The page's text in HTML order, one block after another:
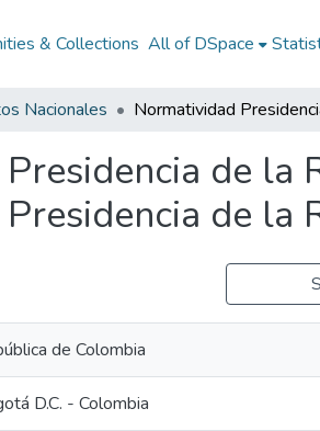
& Collections All of DSpace
Nacionales
de la
de la
de Colombia
D.C. - Colombia